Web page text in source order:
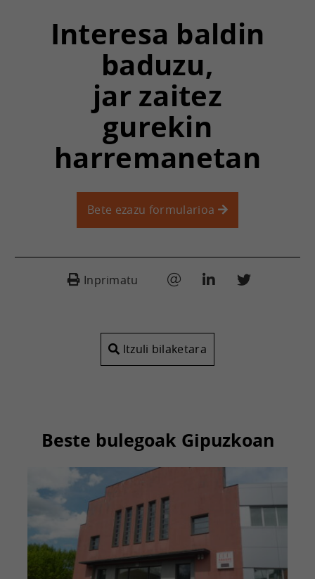
Interesa baldin
baduzu,
jar zaitez
gurekin
harremanetan
Bete ezazu formularioa
Inprimatu
Itzuli bilaketara
Beste bulegoak Gipuzkoan